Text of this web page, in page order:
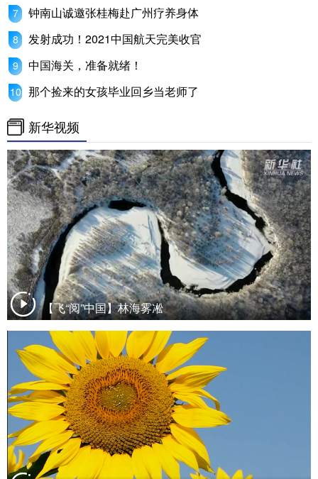
钟南山诚邀张桂梅赴广州疗养身体
发射成功！2021中国航天完美收官
中国海关，准备就绪！
那个捡来的女孩毕业回乡当老师了
新华视频
【飞“阅”中国】林海雾凇